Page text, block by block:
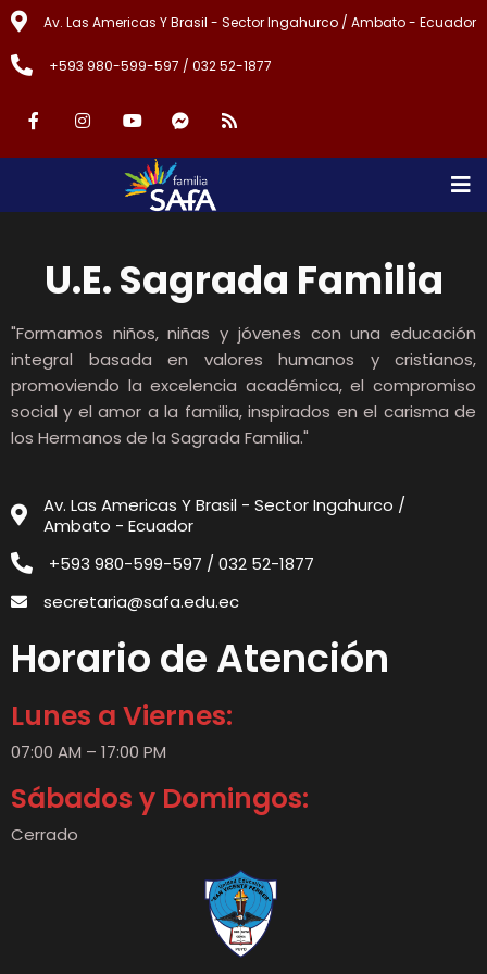
Av. Las Americas Y Brasil - Sector Ingahurco / Ambato - Ecuador
+593 980-599-597 / 032 52-1877
U.E. Sagrada Familia
"Formamos niños, niñas y jóvenes con una educación
integral basada en valores humanos y cristianos,
promoviendo la excelencia académica, el compromiso
social y el amor a la familia, inspirados en el carisma de
los Hermanos de la Sagrada Familia."
Av. Las Americas Y Brasil - Sector Ingahurco /
Ambato - Ecuador
+593 980-599-597 / 032 52-1877
secretaria@safa.edu.ec
Horario de Atención
Lunes a Viernes:
07:00 AM – 17:00 PM
Sábados y Domingos:
Cerrado